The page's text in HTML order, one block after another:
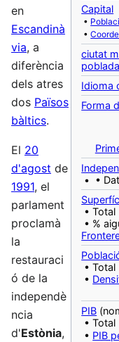
Capital
•
•
ciutat
poblada
Idioma
Forma
• •
• Total
• %
• Total
•
PIB
• Total
• PIB
en
Escandinà
via, a
diferència
dels atres
dos Països
bàltics.
El 20
d'agost de
1991, el
parlament
proclamà
la
restauraci
ó de la
independè
ncia
d'Estònia,